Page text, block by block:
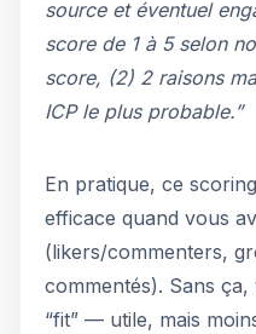
source et éventuel
score de 1 à 5 selon
score, (2) 2 raisons
ICP le plus probable.”
En pratique, ce
efficace quand vous
(likers/commenters,
commentés). Sans
“fit” — utile, mais